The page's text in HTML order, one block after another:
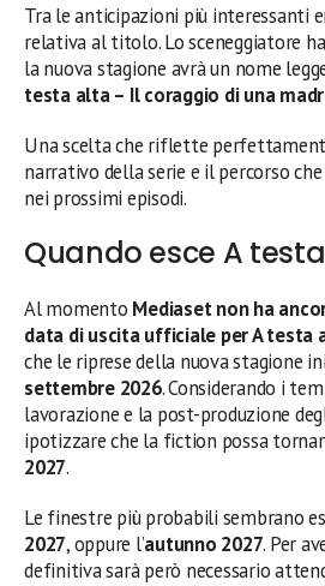
Tra le anticipazioni più interessanti
relativa al titolo. Lo sceneggiatore
la nuova stagione avrà un nome
testa alta – Il coraggio di una
Una scelta che riflette
narrativo della serie e il percorso
nei prossimi episodi.
Quando esce A
Al momento Mediaset non ha
data di uscita ufficiale per A testa
che le riprese della nuova stagione
settembre 2026. Considerando i
lavorazione e la post-produzione
ipotizzare che la fiction possa
2027.
Le finestre più probabili sembrano
2027, oppure l’autunno 2027. Per
definitiva sarà però necessario